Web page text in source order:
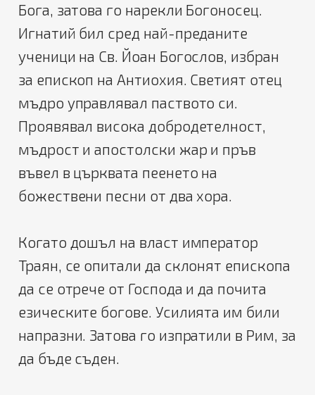
Бога, затова го нарекли Богоносец.
Игнатий бил сред най-преданите
ученици на Св. Йоан Богослов, избран
за епископ на Антиохия. Светият отец
мъдро управлявал паството си.
Проявявал висока добродетелност,
мъдрост и апостолски жар и пръв
въвел в църквата пеенето на
божествени песни от два хора.
Когато дошъл на власт император
Траян, се опитали да склонят епископа
да се отрече от Господа и да почита
езическите богове. Усилията им били
напразни. Затова го изпратили в Рим, за
да бъде съден.